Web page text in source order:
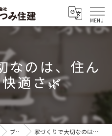
なのは、住ん
適さ🌿
ブログ 家づくりで大切なのは、住んでからの快適さ🌿